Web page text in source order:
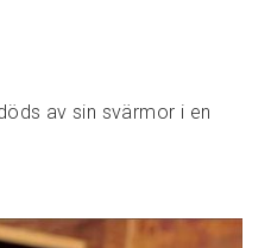
av sin svärmor i en